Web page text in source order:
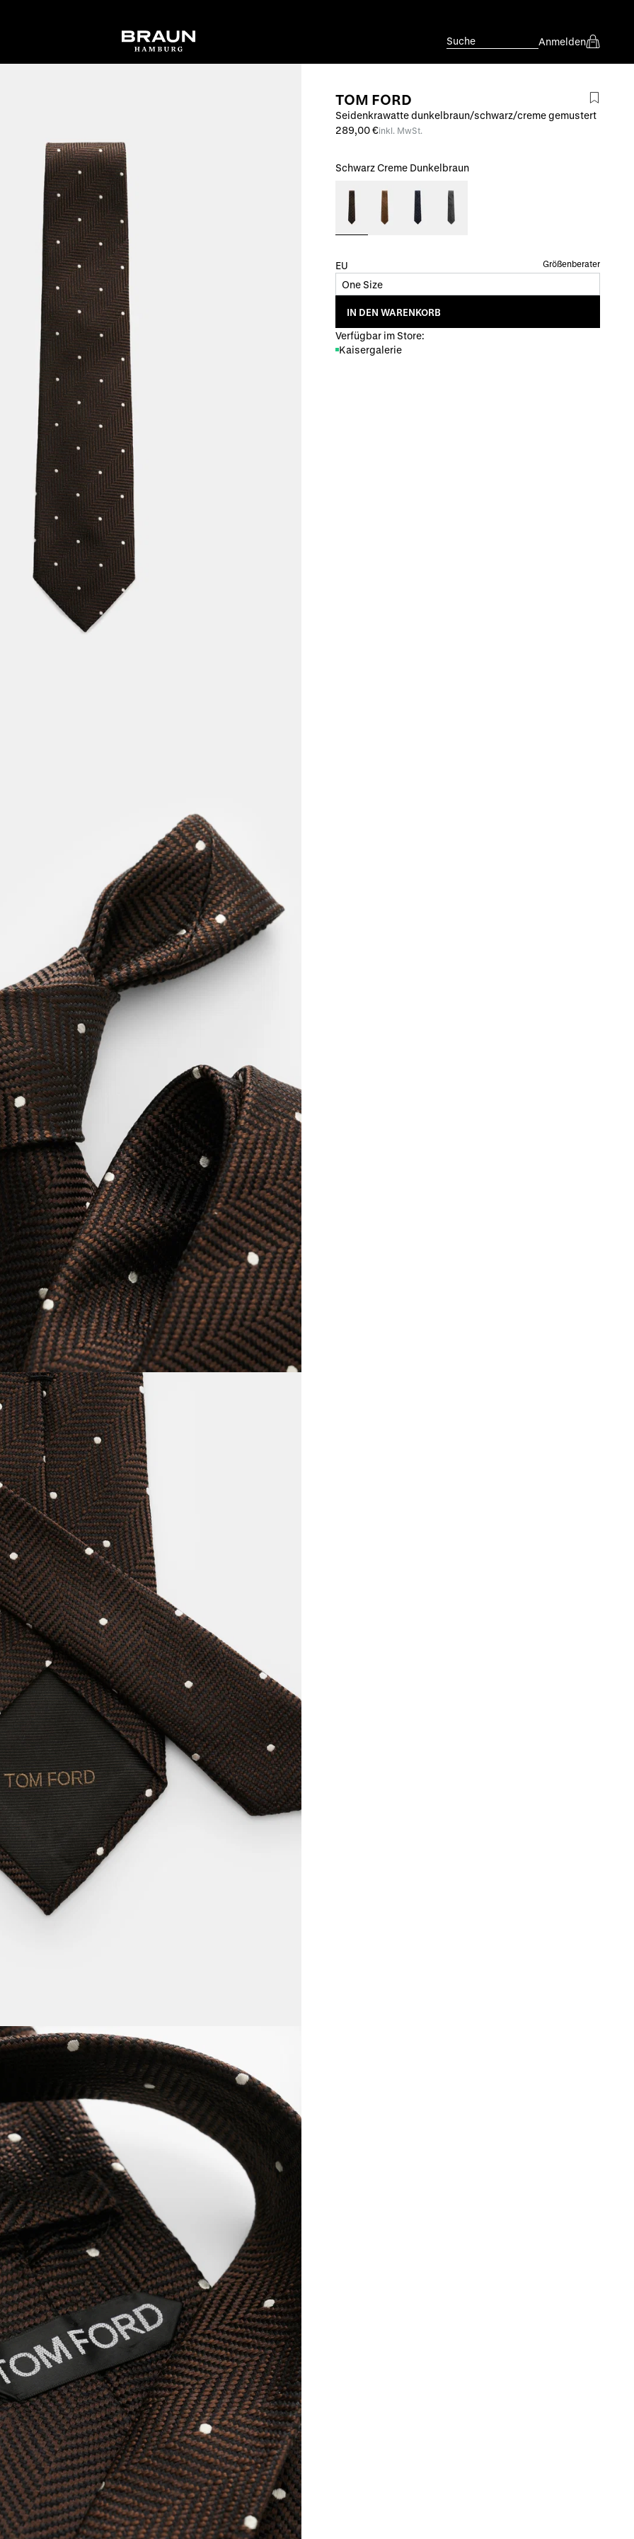
Suche Anmelden
TOM FORD
Seidenkrawatte dunkelbraun/schwarz/creme gemustert
289,00 €inkl. MwSt.
Schwarz Creme Dunkelbraun
EU Größenberater
One Size
IN DEN WARENKORB
Verfügbar im Store:
Kaisergalerie